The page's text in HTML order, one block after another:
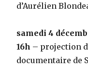
d’Aurélien
samedi 4
16h – projection
documentaire de